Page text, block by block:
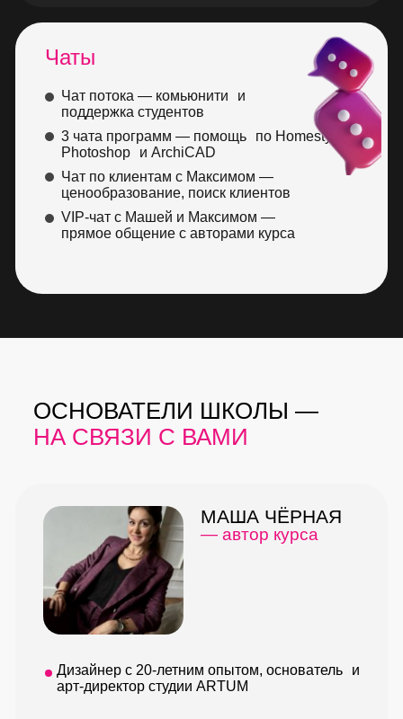
Чаты
Чат потока — комьюнити и
поддержка студентов
VIP-чат с Машей и Максимом —
прямое общение с авторами курса
Чат по клиентам с Максимом —
ценообразование, поиск клиентов
3 чата программ — помощь по Homestyler,
Photoshop и ArchiCAD
ОСНОВАТЕЛИ ШКОЛЫ —
НА СВЯЗИ С ВАМИ
МАША ЧЁРНАЯ
— автор курса
Дизайнер с 20-летним опытом, основатель и
арт-директор студии ARTUM